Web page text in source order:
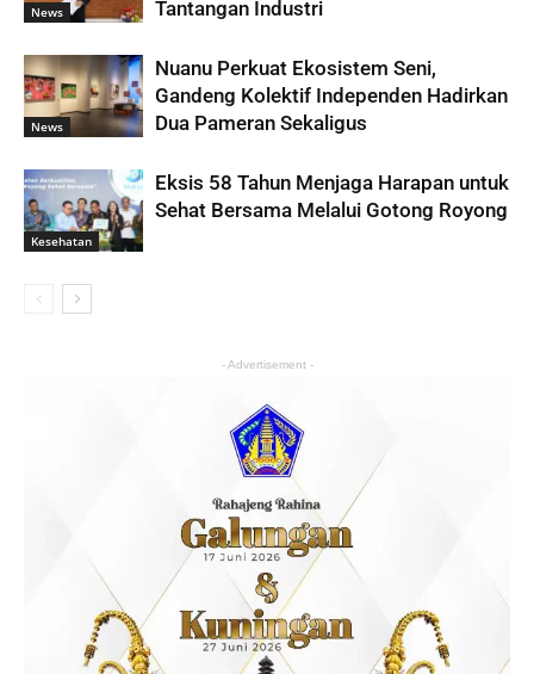
News
Tantangan Industri
News
Nuanu Perkuat Ekosistem Seni,
Gandeng Kolektif Independen Hadirkan
Dua Pameran Sekaligus
Kesehatan
Eksis 58 Tahun Menjaga Harapan untuk
Sehat Bersama Melalui Gotong Royong
- Advertisement -